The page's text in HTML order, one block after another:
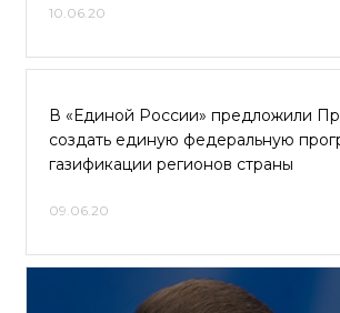
10.06.20
В «Единой России» предложили
создать единую федеральную
газификации регионов страны
09.06.20